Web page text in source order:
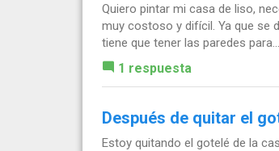
Quiero pintar mi casa de liso,
muy costoso y difícil. Ya que se
tiene que tener las paredes para...
1 respuesta
Después de quitar el
Estoy quitando el gotelé de la